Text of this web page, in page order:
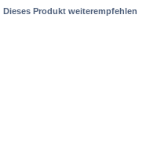
Dieses Produkt weiterempfehlen